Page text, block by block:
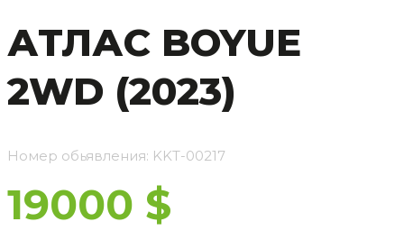
АТЛАС BOYUE
2WD (2023)
Номер обьявления: KKT-00217
19000 $